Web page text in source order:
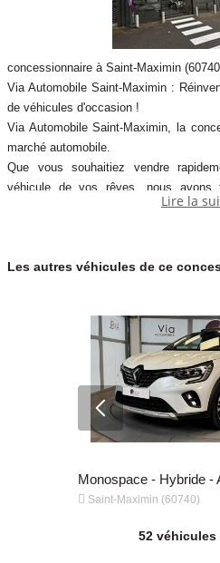
concessionnaire à Saint-Maximin
Via Automobile Saint-Maximin :
de véhicules d'occasion !
Via Automobile Saint-Maximin, la
marché automobile.
Que vous souhaitiez vendre
véhicule de vos rêves, nous
expérience simple, efficace et 100 %
ligne, gestion des appels, visites et
Lire la
Les autres véhicules de ce
 Saint-Maximin (60740)
52 véhicules